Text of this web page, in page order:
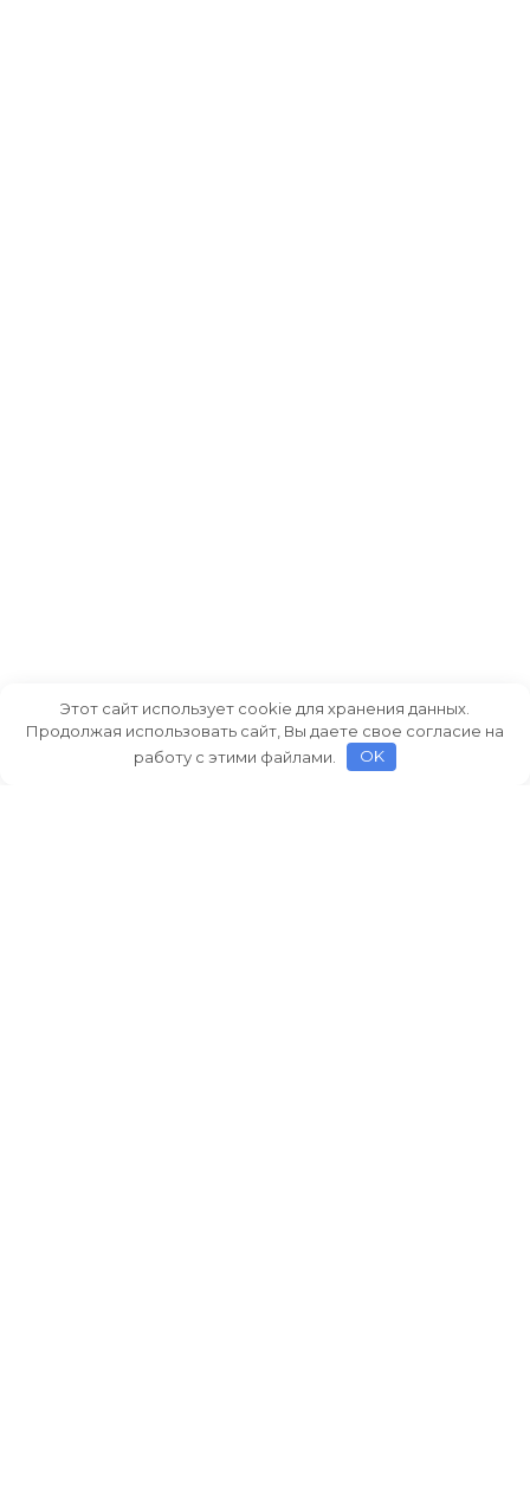
Этот сайт использует cookie для хранения данных.
Продолжая использовать сайт, Вы даете свое согласие на
работу с этими файлами.
OK